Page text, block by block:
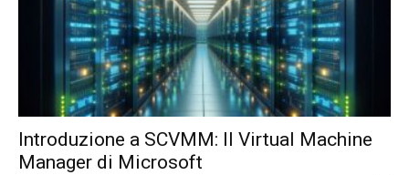
Introduzione a SCVMM: Il Virtual Machine
Manager di Microsoft